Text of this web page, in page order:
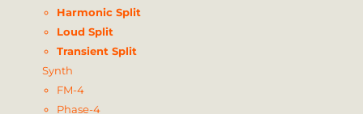
Harmonic Split
Loud Split
Transient Split
Synth
FM-4
Phase-4